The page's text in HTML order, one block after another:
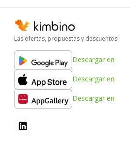
Las ofertas, propuestas y descuentos
Descargar en
Descargar en
Descargar en